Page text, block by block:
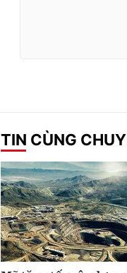
TIN CÙNG